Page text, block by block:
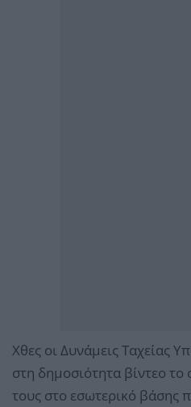
Χθες οι Δυνάμεις Ταχείας
στη δημοσιότητα βίντεο το
τους στο εσωτερικό βάσης